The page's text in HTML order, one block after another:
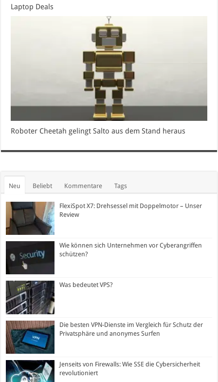
Laptop Deals
Roboter Cheetah gelingt Salto aus dem Stand heraus
Neu Beliebt Kommentare Tags
FlexiSpot X7: Drehsessel mit Doppelmotor – Unser
Review
Wie können sich Unternehmen vor Cyberangriffen
schützen?
Was bedeutet VPS?
Die besten VPN-Dienste im Vergleich für Schutz der
Privatsphäre und anonymes Surfen
Jenseits von Firewalls: Wie SSE die Cybersicherheit
revolutioniert